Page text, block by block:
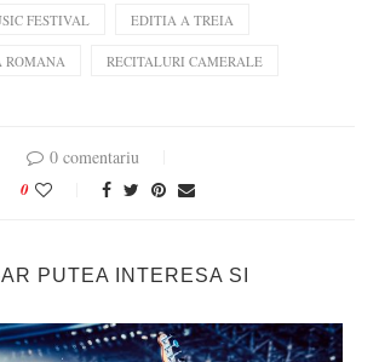
FESTIVAL EDITIA A TREIA
ROMANA RECITALURI CAMERALE
0 comentariu
0
PUTEA INTERESA SI